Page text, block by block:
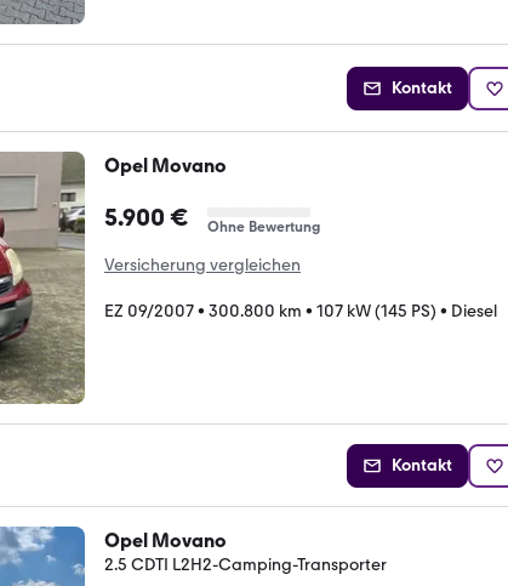
Kontakt
Opel Movano
5.900 € Ohne Bewertung
Versicherung vergleichen
EZ 09/2007• 300.800 km • 107 kW (145 PS) • Diesel
Kontakt
Opel Movano
2.5 CDTI L2H2-Camping-Transporter